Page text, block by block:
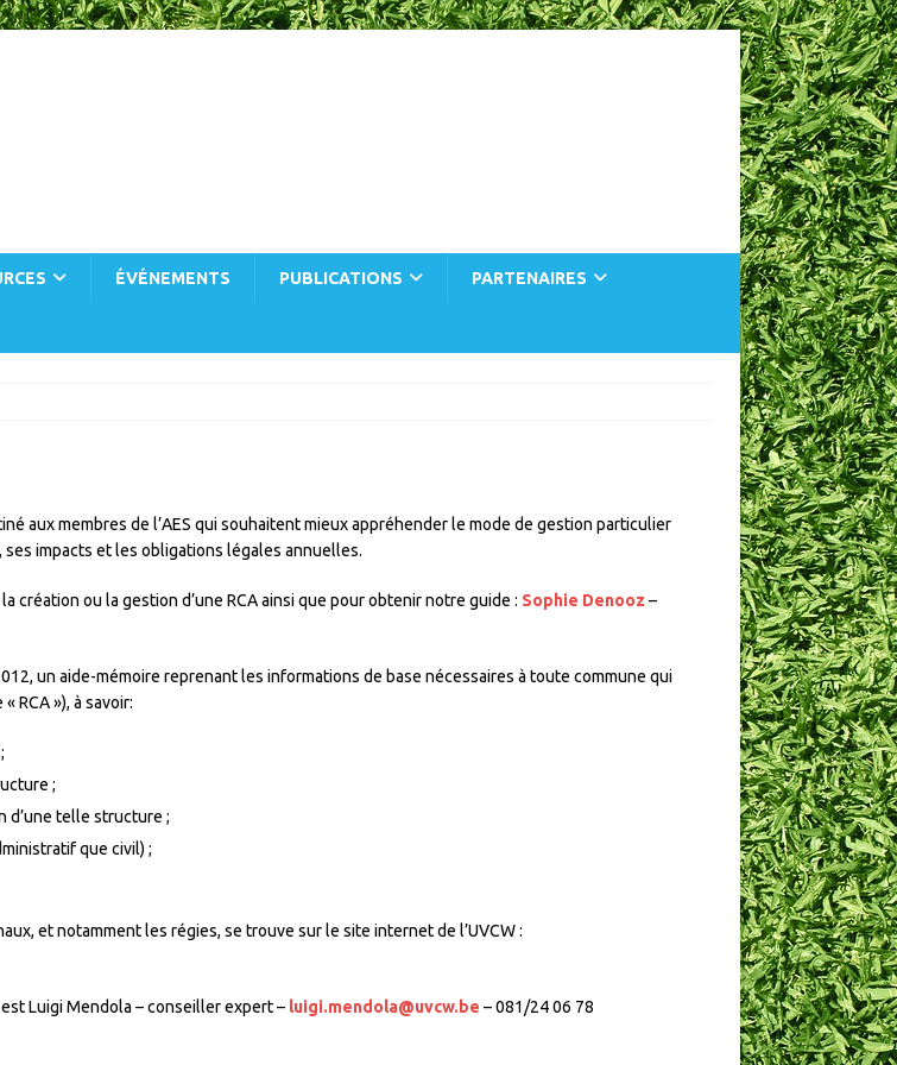
ÉVÉNEMENTS PUBLICATIONS PARTENAIRES
aux membres de l’AES qui souhaitent mieux appréhender le mode de gestion particulier
ses impacts et les obligations légales annuelles.
création ou la gestion d’une RCA ainsi que pour obtenir notre guide : Sophie Denooz –
un aide-mémoire reprenant les informations de base nécessaires à toute commune qui
RCA »), à savoir:
;
d’une telle structure ;
que civil) ;
et notamment les régies, se trouve sur le site internet de l’UVCW :
Luigi Mendola – conseiller expert – luigi.mendola@uvcw.be – 081/24 06 78